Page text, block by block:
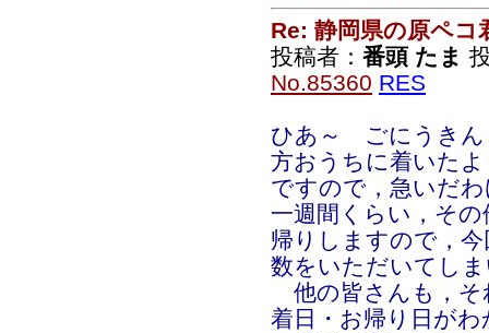
Re: 静岡県の原ペコ
投稿者： 番頭 たま
No.85360 RES
ひあ～ ごにうきん
方おうちに着いた
ですので，急いだ
一週間くらい，そ
帰りしますので，
数をいただいてし
他の皆さんも，そ
着日・お帰り日が